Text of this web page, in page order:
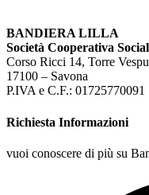
BANDIERA LILLA
Società Cooperativa
Corso Ricci 14, Torre
17100 – Savona
P.IVA e C.F.: 01725770091
Richiesta Informazioni
vuoi conoscere di più su